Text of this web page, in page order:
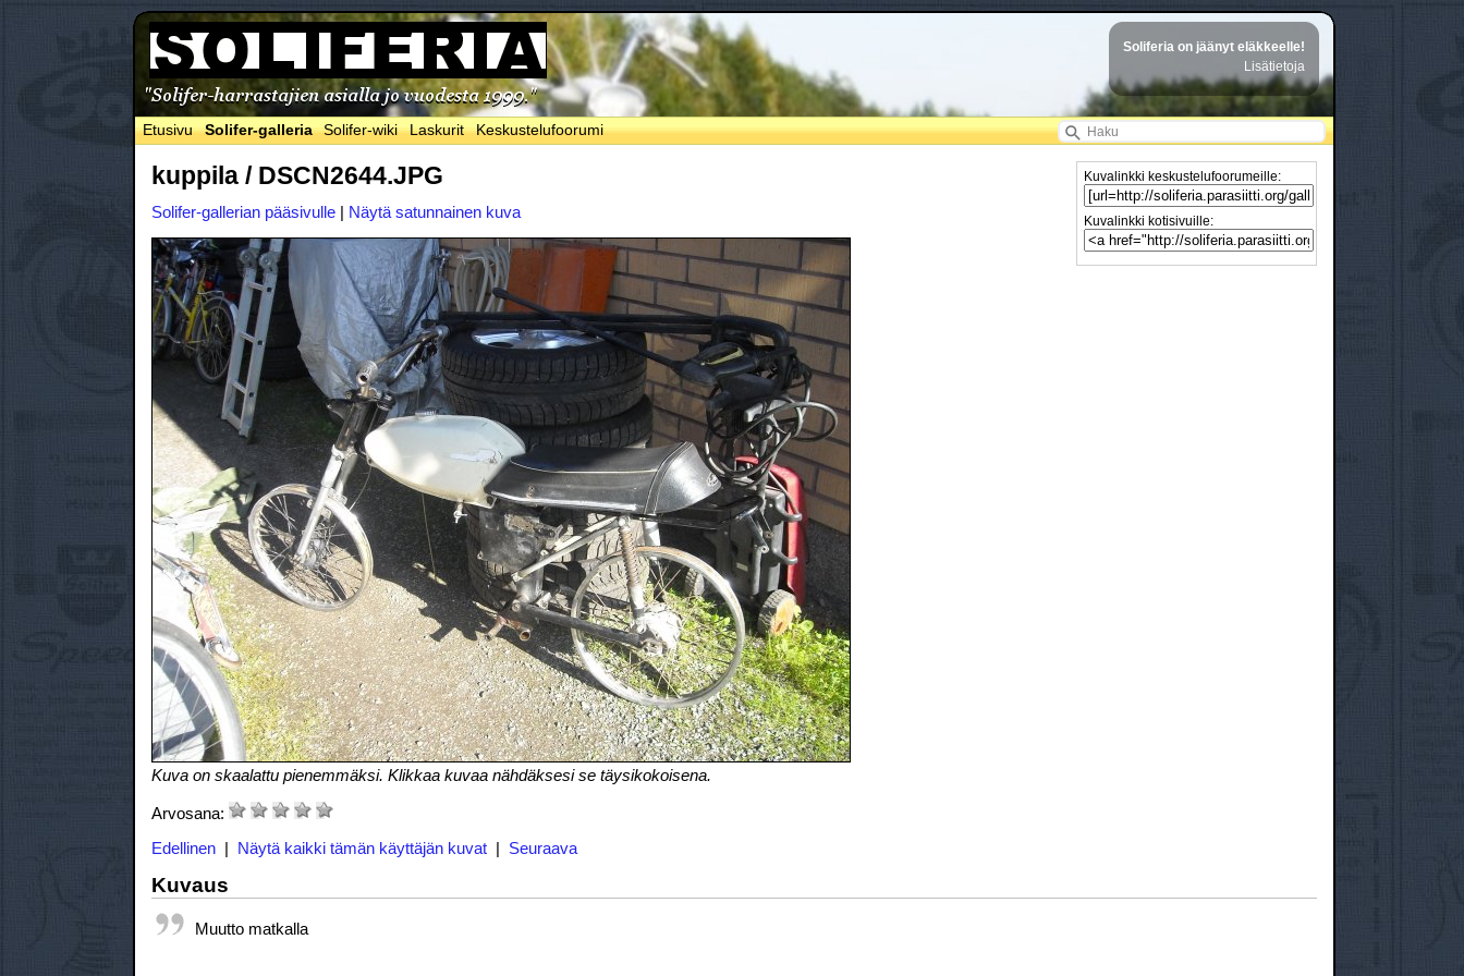
Soliferia on jäänyt eläkkeelle!
Lisätietoja
Etusivu Solifer-galleria Solifer-wiki Laskurit Keskustelufoorumi
Kuvalinkki keskustelufoorumeille:
Kuvalinkki kotisivuille:
kuppila / DSCN2644.JPG
Solifer-gallerian pääsivulle | Näytä satunnainen kuva
Kuva on skaalattu pienemmäksi. Klikkaa kuvaa nähdäksesi se täysikokoisena.
Arvosana:
Edellinen | Näytä kaikki tämän käyttäjän kuvat | Seuraava
Kuvaus
Muutto matkalla